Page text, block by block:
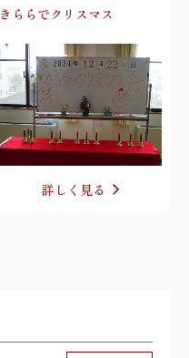
きららでクリスマス
詳しく見る